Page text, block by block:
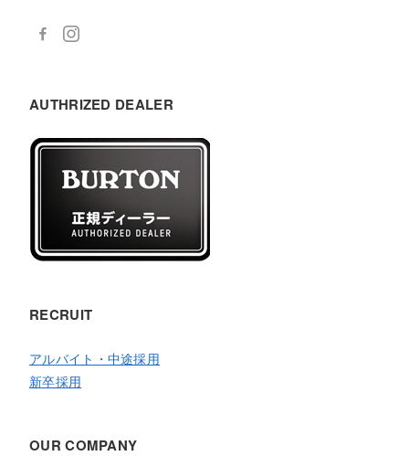
AUTHRIZED DEALER
RECRUIT
アルバイト・中途採用
新卒採用
OUR COMPANY